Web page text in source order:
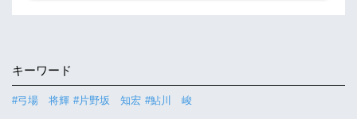
キーワード
#弓場 将輝 #片野坂 知宏 #鮎川 峻